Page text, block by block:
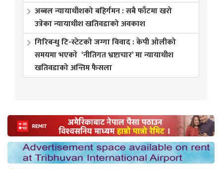
अब्बल न्यायाधीशको बहिर्गमन : सबै फाँटमा खरो
उत्रेका न्यायाधीश खतिवडाको अवकाश
गिरिबन्धु टि-स्टेटको जग्गा विवाद : केपी ओलीको
समयमा भएकाे ‘नीतिगत भ्रष्टाचार’ मा न्यायाधीश
खतिवडाको अन्तिम फैसला